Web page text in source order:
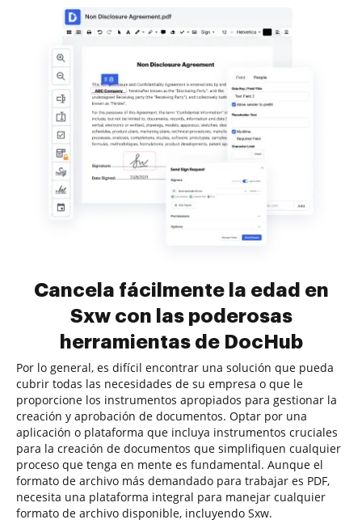
Cancela fácilmente la edad en
Sxw con las poderosas
herramientas de DocHub
Por lo general, es difícil encontrar una solución que pueda
cubrir todas las necesidades de su empresa o que le
proporcione los instrumentos apropiados para gestionar la
creación y aprobación de documentos. Optar por una
aplicación o plataforma que incluya instrumentos cruciales
para la creación de documentos que simplifiquen cualquier
proceso que tenga en mente es fundamental. Aunque el
formato de archivo más demandado para trabajar es PDF,
necesita una plataforma integral para manejar cualquier
formato de archivo disponible, incluyendo Sxw.